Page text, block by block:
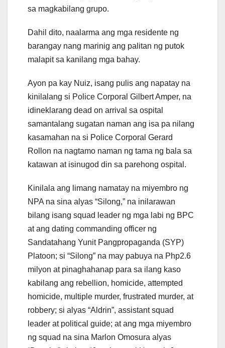
sa magkabilang grupo.
Dahil dito, naalarma ang mga residente ng
barangay nang marinig ang palitan ng putok
malapit sa kanilang mga bahay.
Ayon pa kay Nuiz, isang pulis ang napatay na
kinilalang si Police Corporal Gilbert Amper, na
idineklarang dead on arrival sa ospital
samantalang sugatan naman ang isa pa nilang
kasamahan na si Police Corporal Gerard
Rollon na nagtamo naman ng tama ng bala sa
katawan at isinugod din sa parehong ospital.
Kinilala ang limang namatay na miyembro ng
NPA na sina alyas “Silong,” na inilarawan
bilang isang squad leader ng mga labi ng BPC
at ang dating commanding officer ng
Sandatahang Yunit Pangpropaganda (SYP)
Platoon; si “Silong” na may pabuya na Php2.6
milyon at pinaghahanap para sa ilang kaso
kabilang ang rebellion, homicide, attempted
homicide, multiple murder, frustrated murder, at
robbery; si alyas “Aldrin”, assistant squad
leader at political guide; at ang mga miyembro
ng squad na sina Marlon Omosura alyas